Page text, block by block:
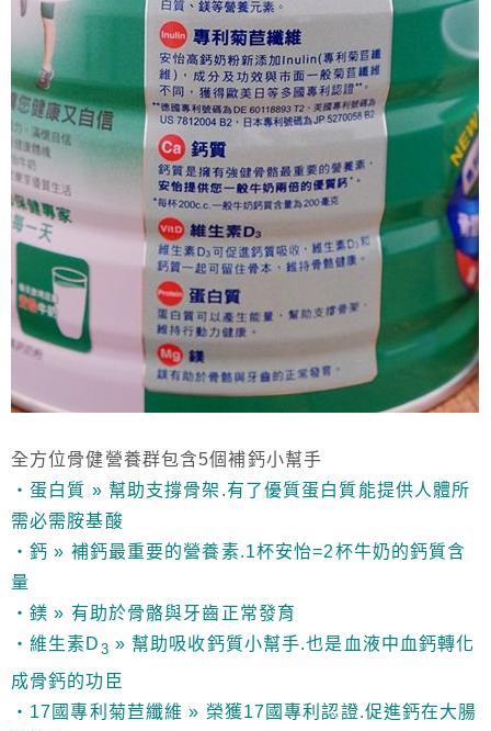
全方位骨健營養群包含5個補鈣小幫手
‧蛋白質 » 幫助支撐骨架.有了優質蛋白質能提供人體所
需必需胺基酸
‧鈣 » 補鈣最重要的營養素.1杯安怡=2杯牛奶的鈣質含
量
‧鎂 » 有助於骨骼與牙齒正常發育
‧維生素D 3 » 幫助吸收鈣質小幫手.也是血液中血鈣轉化
成骨鈣的功臣
‧17國專利菊苣纖維 » 榮獲17國專利認證.促進鈣在大腸